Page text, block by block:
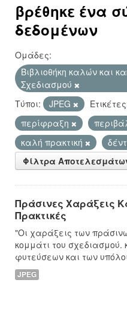
βρέθηκε ένα
δεδομένων
Ομάδες:
Βιβλιοθήκη καλών και
Σχεδιασμού
Τύποι:
JPEG
περίφραξη
καλή πρακτική
Φίλτρα
Πράσινες Χαράξεις
Πρακτικές
"Οι χαράξεις των
κομμάτι του
φυτεύσεων και των
JPEG